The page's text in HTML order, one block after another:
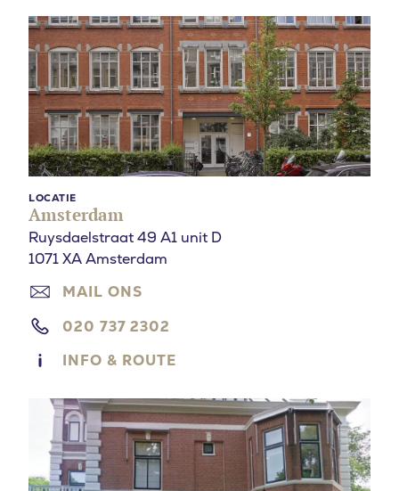
LOCATIE
Amsterdam
Ruysdaelstraat 49 A1 unit D
1071 XA Amsterdam
MAIL ONS
020 737 2302
INFO & ROUTE